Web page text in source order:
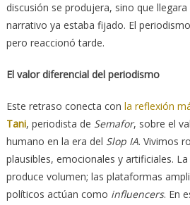
discusión se produjera, sino que
narrativo ya estaba fijado. El
pero reaccionó tarde.
El valor diferencial del periodismo
Este retraso conecta con la reflexión
Tani, periodista de Semafor, sobre el
humano en la era del Slop IA. Vivimos
plausibles, emocionales y artificiales.
produce volumen; las plataformas
políticos actúan como influencers. En